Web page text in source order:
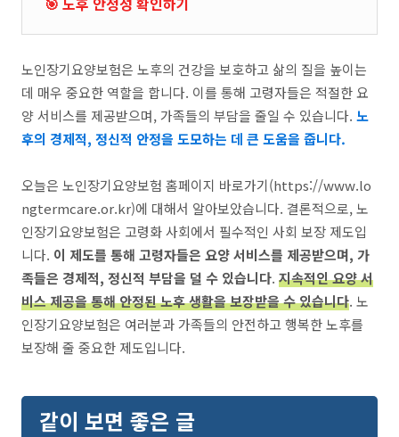
노인장기요양보험은 노후의 건강을 보호하고 삶의 질을 높이는
데 매우 중요한 역할을 합니다. 이를 통해 고령자들은 적절한 요
양 서비스를 제공받으며, 가족들의 부담을 줄일 수 있습니다. 노
후의 경제적, 정신적 안정을 도모하는 데 큰 도움을 줍니다.
오늘은 노인장기요양보험 홈페이지 바로가기(https://www.lo
ngtermcare.or.kr)에 대해서 알아보았습니다. 결론적으로, 노
인장기요양보험은 고령화 사회에서 필수적인 사회 보장 제도입
니다. 이 제도를 통해 고령자들은 요양 서비스를 제공받으며, 가
족들은 경제적, 정신적 부담을 덜 수 있습니다. 지속적인 요양 서
비스 제공을 통해 안정된 노후 생활을 보장받을 수 있습니다. 노
인장기요양보험은 여러분과 가족들의 안전하고 행복한 노후를
보장해 줄 중요한 제도입니다.
같이 보면 좋은 글